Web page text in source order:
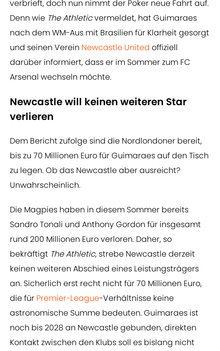
verbrieft, doch nun nimmt der Poker neue Fahrt auf.
Denn wie The Athleticvermeldet, hat Guimaraes
nach dem WM-Aus mit Brasilien für Klarheit gesorgt
und seinen Verein Newcastle United offiziell
darüber informiert, dass er im Sommer zum FC
Arsenal wechseln möchte.
Newcastle will keinen weiteren Star
verlieren
Dem Bericht zufolge sind die Nordlondoner bereit,
bis zu 70 Millionen Euro für Guimaraes auf den Tisch
zu legen. Ob das Newcastle aber ausreicht?
Unwahrscheinlich.
Die Magpies haben in diesem Sommer bereits
Sandro Tonali und Anthony Gordon für insgesamt
rund 200 Millionen Euro verloren. Daher, so
bekräftigt The Athletic, strebe Newcastle derzeit
keinen weiteren Abschied eines Leistungsträgers
an. Sicherlich erst recht nicht für 70 Millionen Euro,
die für Premier-League-Verhältnisse keine
astronomische Summe bedeuten. Guimaraes ist
noch bis 2028 an Newcastle gebunden, direkten
Kontakt zwischen den Klubs soll es bislang nicht